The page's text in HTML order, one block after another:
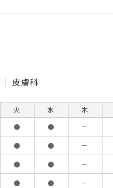
皮膚科
火 水 木
● ● －
● ● －
● ● －
● ● －